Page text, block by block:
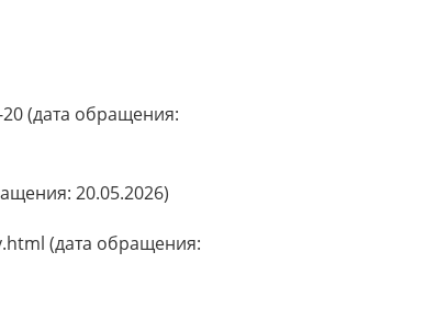
(дата обращения:
20.05.2026)
(дата обращения: